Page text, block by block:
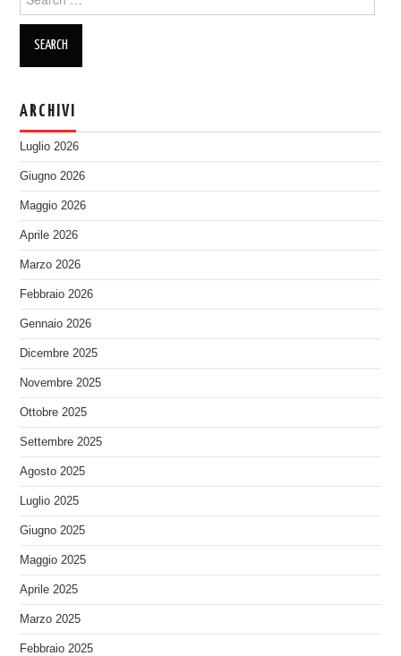
for:
ARCHIVI
Luglio 2026
Giugno 2026
Maggio 2026
Aprile 2026
Marzo 2026
Febbraio 2026
Gennaio 2026
Dicembre 2025
Novembre 2025
Ottobre 2025
Settembre 2025
Agosto 2025
Luglio 2025
Giugno 2025
Maggio 2025
Aprile 2025
Marzo 2025
Febbraio 2025